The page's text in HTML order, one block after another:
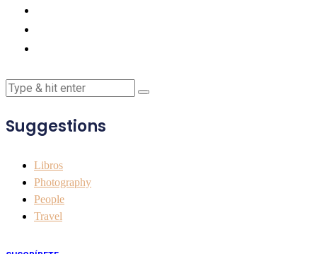
Suggestions
Libros
Photography
People
Travel